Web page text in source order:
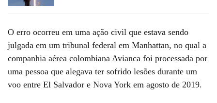
O erro ocorreu em uma ação civil que estava sendo
julgada em um tribunal federal em Manhattan, no qual a
companhia aérea colombiana Avianca foi processada por
uma pessoa que alegava ter sofrido lesões durante um
voo entre El Salvador e Nova York em agosto de 2019.